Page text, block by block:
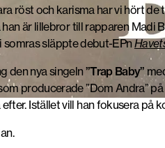
röst och karisma har vi hört de
är lillebror till rapparen Madi
somras släppte debut-EPn
den nya singeln ”Trap Baby”
producerade ”Dom Andra”
Istället vill han fokusera på